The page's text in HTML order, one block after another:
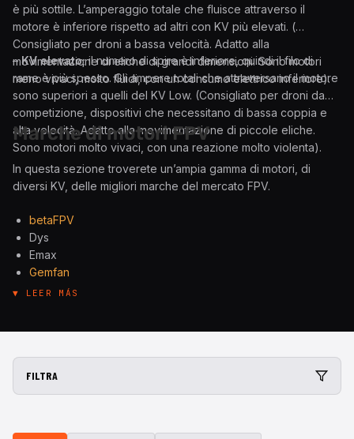
è più sottile. L’amperaggio totale che fluisce attraverso il
motore è inferiore rispetto ad altri con KV più elevati. (
Consigliato per droni a bassa velocità. Adatto alla
movimentazione di eliche di grandi dimensioni. Sono motori
meno vivaci, molto fluidi, con un consumo elettrico inferiore).
–KV elevato;il numero di spire è inferiore, quindi il filo di
rame è più spesso. Gli ampere totali che attraversano il motore
sono superiori a quelli del KV Low. (Consigliato per droni da
competizione, dispositivi che necessitano di bassa coppia e
alta velocità. Adatto alla movimentazione di piccole eliche.
Sono motori molto vivaci, con una reazione molto violenta).
Marche di motori FPV
In questa sezione troverete un’ampia gamma di motori, di
diversi KV, delle migliori marche del mercato FPV.
betaFPV
Dys
Emax
Gemfan
HobbyWing
▼ LEER MÁS
FILTRA